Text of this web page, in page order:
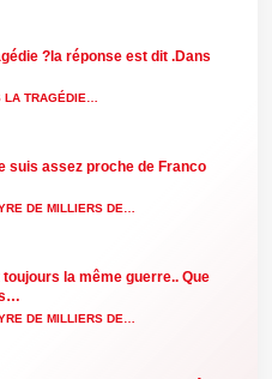
?la réponse est dit .Dans
LA TRAGÉDIE…
suis assez proche de Franco
DE MILLIERS DE…
la même guerre.. Que
DE MILLIERS DE…